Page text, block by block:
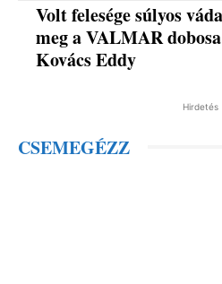
Volt felesége súlyos
meg a VALMAR
Kovács Eddy
Hirdetés
CSEMEGÉZZ